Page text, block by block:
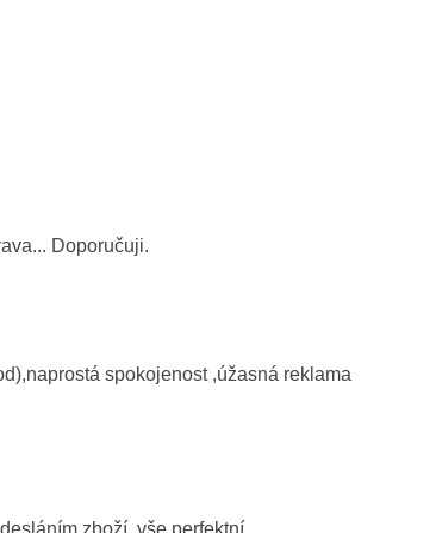
Doporučuji.
spokojenost ,úžasná reklama
zboží, vše perfektní.